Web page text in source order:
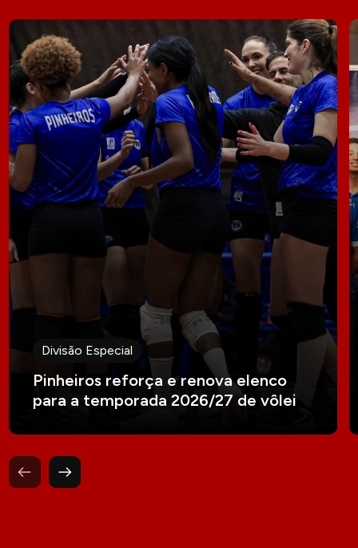
Divisão Especial
Pinheiros reforça e renova elenco
para a temporada 2026/27 de vôlei